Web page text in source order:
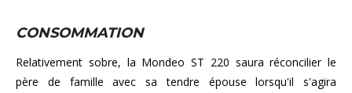
CONSOMMATION
Relativement sobre, la Mondeo ST 220 saura réconcilier le
père de famille avec sa tendre épouse lorsqu'il s'agira